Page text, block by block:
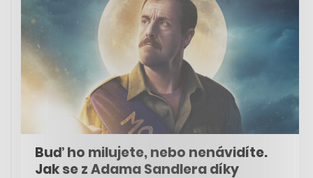
Buď ho milujete, nebo nenávidíte.
Jak se z Adama Sandlera díky